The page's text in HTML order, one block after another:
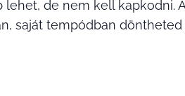
de nem kell kapkodni.
saját tempódban